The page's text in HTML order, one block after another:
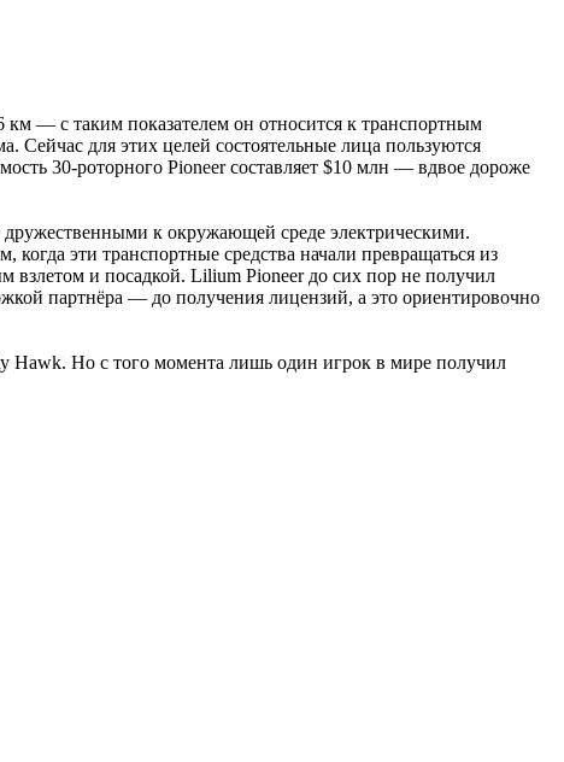
км — с таким показателем он относится к транспортным
Сейчас для этих целей состоятельные лица пользуются
30-роторного Pioneer составляет $10 млн — вдвое дороже
к окружающей среде электрическими.
эти транспортные средства начали превращаться из
взлетом и посадкой. Lilium Pioneer до сих пор не получил
партнёра — до получения лицензий, а это ориентировочно
Hawk. Но с того момента лишь один игрок в мире получил